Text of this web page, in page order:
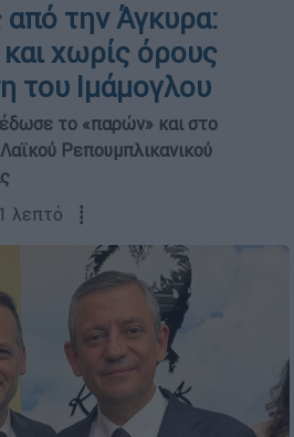
την Άγκυρα:
χωρίς όρους
του Ιμάμογλου
το «παρών» και στο
Ρεπουμπλικανικού
λεπτό ┋